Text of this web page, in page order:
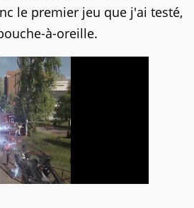
le premier jeu que j'ai testé,
à-oreille.